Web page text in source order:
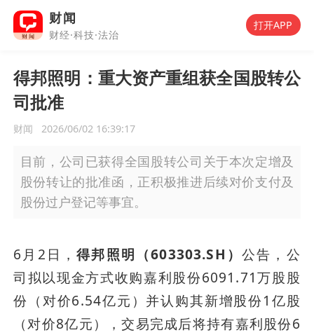
财闻
财经·科技·法治
打开APP
得邦照明：重大资产重组获全国股转公
司批准
财闻 2026/06/02 16:39:17
目前，公司已获得全国股转公司关于本次定增及
股份转让的批准函，正积极推进后续对价支付及
股份过户登记等事宜。
6月2日，得邦照明（603303.SH）公告，公
司拟以现金方式收购嘉利股份6091.71万股股
份（对价6.54亿元）并认购其新增股份1亿股
（对价8亿元），交易完成后将持有嘉利股份6